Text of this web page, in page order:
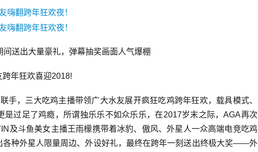
送出大量豪礼，弹幕抽奖画面人气爆棚
年狂欢喜迎2018!
，三大吃鸡主播带领广大水友展开疯狂吃鸡跨年狂欢，载具模式、
过足了鸡瘾，所谓独乐乐不如众乐乐，在2017岁末之际，AGA再次
及斗鱼美女主播王雨檬携带着冰豹、傲风、外星人一众高端电竞吃鸡
各种外星人限量周边、外设好礼，最终在跨年一刻送出终极大奖——外